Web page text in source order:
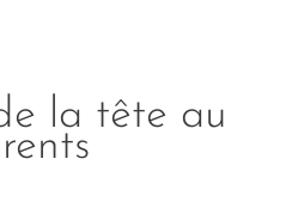
la tête au